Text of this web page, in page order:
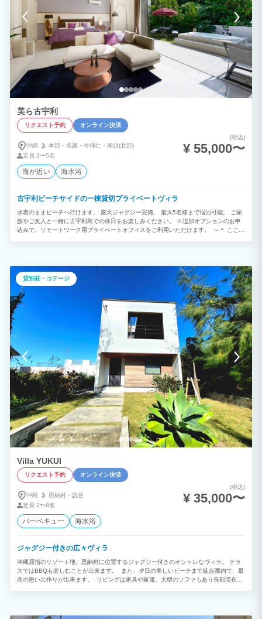
美ら古宇利
リクエスト予約 オンライン決済
沖縄 本部・ 名護・ 今帰仁・ 国頭(北部)
定員 2〜5名
(税込)
¥ 55,000〜
海が近い 海水浴
古宇利ビーチサイドの一棟貸切プライベートヴィラ
水着のままビーチへ行けます。 露天ジャグジー完備。 最大5名様まで宿泊可能。 ご家
族やご友人と一緒に古宇利島での休日をお楽しみください。 ※追加オプションのお申
込みで、リモートワーク用プライベートオフィスをご利用いただけます。 ～＊ ここが
ョンを。 パソコンをご持参いただくだけで、フルリモートワークが可能です。
貸別荘・コテージ
Villa YUKUI
リクエスト予約 オンライン決済
沖縄 恩納村・ 読谷
定員 2〜8名
(税込)
¥ 35,000〜
バーベキュー 海水浴
ジャグジー付きの広々ヴィラ
沖縄屈指のリゾート地、恩納村に位置するジャグジー付きのオシャレなヴィラ。 テラ
スではBBQも楽しむことが出来ます。 また、夕日の美しいビーチまで徒歩圏内で、最
高の思い出作りが出来ます。 リビングは家具や家電、大型のソファもあり長期滞在で
心してご利用頂けます。 お風呂は広い浴室に加え、別でシャールームもあるため様々